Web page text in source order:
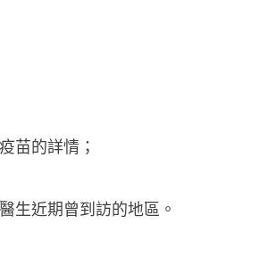
苗的詳情；
生近期曾到訪的地區。